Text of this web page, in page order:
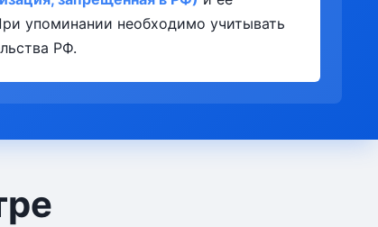
упоминании необходимо учитывать
РФ.